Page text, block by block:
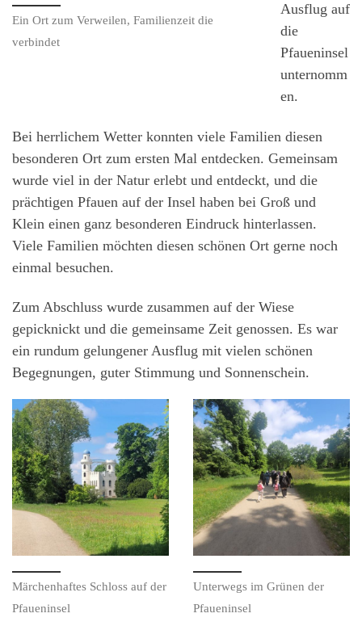
Ein Ort zum Verweilen, Familienzeit die
verbindet
Ausflug auf
die
Pfaueninsel
unternomm
en.
Bei herrlichem Wetter konnten viele Familien diesen
besonderen Ort zum ersten Mal entdecken. Gemeinsam
wurde viel in der Natur erlebt und entdeckt, und die
prächtigen Pfauen auf der Insel haben bei Groß und
Klein einen ganz besonderen Eindruck hinterlassen.
Viele Familien möchten diesen schönen Ort gerne noch
einmal besuchen.
Zum Abschluss wurde zusammen auf der Wiese
gepicknickt und die gemeinsame Zeit genossen. Es war
ein rundum gelungener Ausflug mit vielen schönen
Begegnungen, guter Stimmung und Sonnenschein.
Märchenhaftes Schloss auf der
Pfaueninsel
Unterwegs im Grünen der
Pfaueninsel